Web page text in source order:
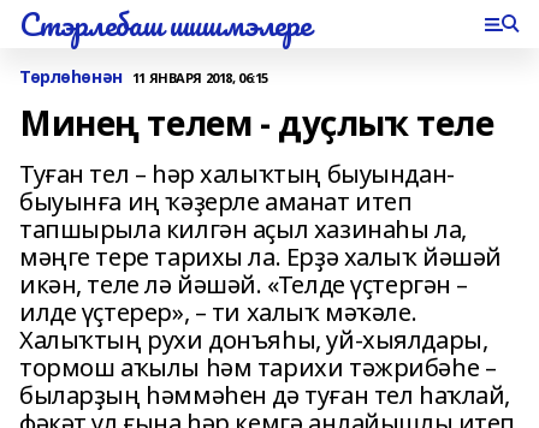
Стэрлебаш шишмэлере
Төрлөһөнән 11 ЯНВАРЯ 2018, 06:15
Минең телем - дуҫлыҡ теле
Туған тел – һәр халыҡтың быуындан-
быуынға иң ҡәҙерле аманат итеп
тапшырыла килгән аҫыл хазинаһы ла,
мәңге тере тарихы ла. Ерҙә халыҡ йәшәй
икән, теле лә йәшәй. «Телде үҫтергән –
илде үҫтерер», – ти халыҡ мәҡәле.
Халыҡтың рухи донъяһы, уй-хыялдары,
тормош аҡылы һәм тарихи тәжрибәһе –
быларҙың һәммәһен дә туған тел һаҡлай,